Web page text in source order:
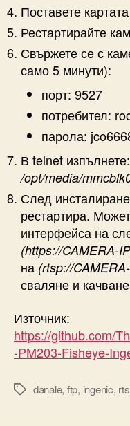
Поставете
Рестартирайте
Свържете се с
само 5 минути):
порт: 9527
потребител:
парола:
В telnet изпълнете:
/opt/media/
След
рестартира.
интерфейса на
(https://CAMERA-
на (rtsp://
сваляне и
Източник:
https://github.com/
-PM203-Fisheye-
Tagsdanale, ftp, ingenic,